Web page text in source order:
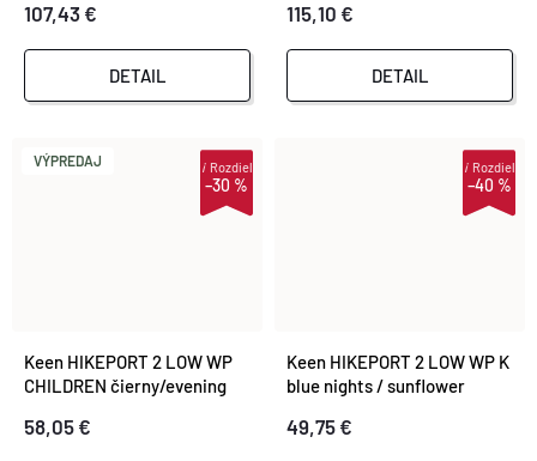
107,43 €
DETAIL
115,10 €
DETAIL
VÝPREDAJ
–30 %
iRozdiel
Keen HIKEPORT 2 LOW WP
CHILDREN čierny/evening
58,05 €
–40 %
iRozdiel
Keen HIKEPORT 2 LOW WP K
blue nights / sunflower
49,75 €